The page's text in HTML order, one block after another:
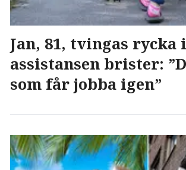
Jan, 81, tvingas rycka
assistansen brister:
som får jobba igen”